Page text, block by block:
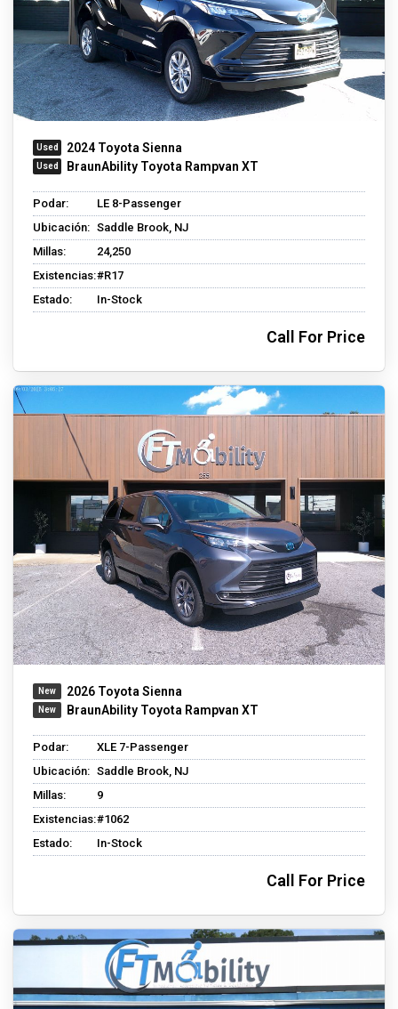
2024 Toyota Sienna
BraunAbility Toyota Rampvan XT
Podar:
LE 8-Passenger
Ubicación: Saddle Brook, NJ
Millas:
24,250
Existencias:#R17
Estado:
In-Stock
Call For Price
2026 Toyota Sienna
BraunAbility Toyota Rampvan XT
Podar:
XLE 7-Passenger
Ubicación: Saddle Brook, NJ
Millas:
9
Existencias:#1062
Estado:
In-Stock
Call For Price